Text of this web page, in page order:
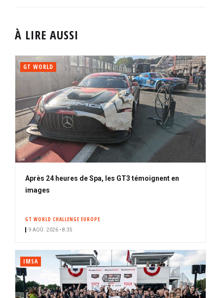
À LIRE AUSSI
GT WORLD
Après 24 heures de Spa, les GT3 témoignent en
images
GT WORLD CHALLENGE EUROPE
9 AOÛ. 2026 • 8:35
IMSA